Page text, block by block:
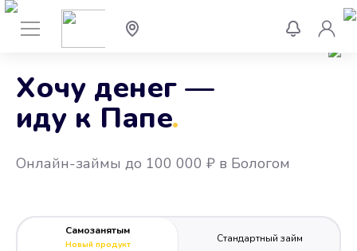
Хочу денег —
иду к Папе
.
Онлайн-займы до 100 000 ₽ в Бологом
Самозанятым
Новый продукт
Стандартный займ